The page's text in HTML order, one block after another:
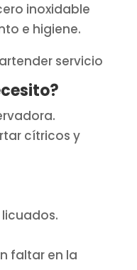
inoxidable
e higiene.
cítricos y
faltar en la